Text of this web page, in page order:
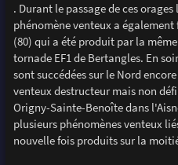
. Durant le passage de ces
phénomène venteux a
(80) qui a été produit par la
tornade EF1 de Bertangles. En
sont succédées sur le Nord
venteux destructeur mais non
Origny-Sainte-Benoîte dans
plusieurs phénomènes venteux
nouvelle fois produits sur la